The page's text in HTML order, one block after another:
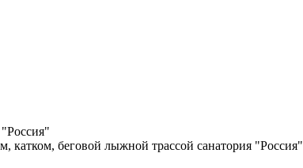
"Россия"
беговой лыжной трассой санатория "Россия"